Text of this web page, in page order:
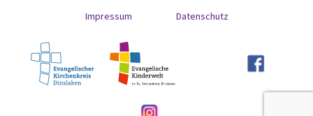
Impressum Datenschutz